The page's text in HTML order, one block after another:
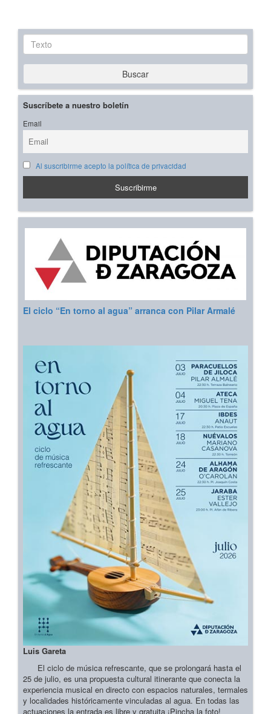
Texto
Buscar
Suscríbete a nuestro boletín
Email
Al suscribirme acepto la política de privacidad
El ciclo “En torno al agua” arranca con Pilar Armalé
Luis Gareta
El ciclo de música refrescante, que se prolongará hasta el
25 de julio, es una propuesta cultural itinerante que conecta la
experiencia musical en directo con espacios naturales, termales
y localidades históricamente vinculadas al agua. En todas las
actuaciones la entrada es libre y gratuita ¡Pincha la foto!